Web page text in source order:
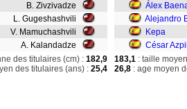
B. Zivzivadze
L. Gugeshashvili
V. Mamuchashvili
A. Kalandadze
Álex
Alejandro
Kepa
César
des titulaires (cm) : 182,9
des titulaires (ans) : 25,4
183,1 : taille
26,8 : age moyen